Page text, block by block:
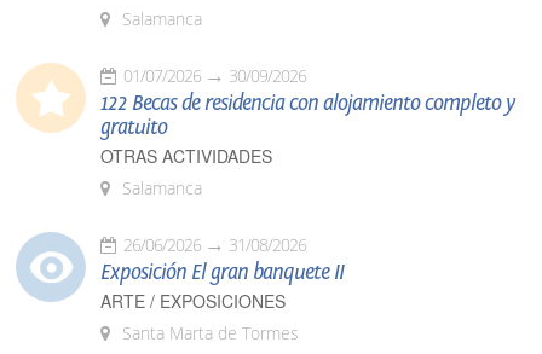
Salamanca
01/07/2026 30/09/2026
122 Becas de residencia con alojamiento completo y
gratuito
OTRAS ACTIVIDADES
Salamanca
26/06/2026 31/08/2026
Exposición El gran banquete II
ARTE / EXPOSICIONES
Santa Marta de Tormes